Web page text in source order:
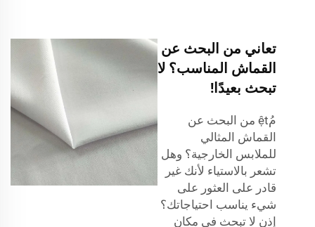
تعاني من البحث عن
القماش المناسب؟ لا
تبحث بعيدًا!
مُệt من البحث عن
القماش المثالي
للملابس الخارجية؟ وهل
تشعر بالاستياء لأنك غير
قادر على العثور على
شيء يناسب احتياجاتك؟
إذن لا تبحث في مكان